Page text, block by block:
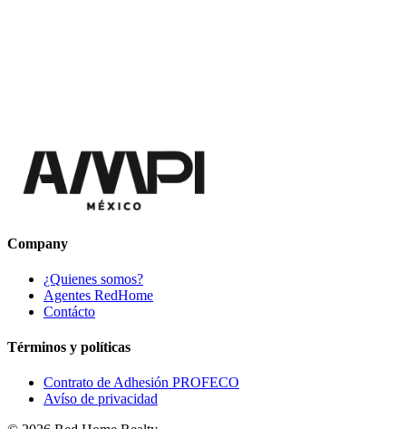
Company
¿Quienes somos?
Agentes RedHome
Contácto
Términos y políticas
Contrato de Adhesión PROFECO
Avíso de privacidad